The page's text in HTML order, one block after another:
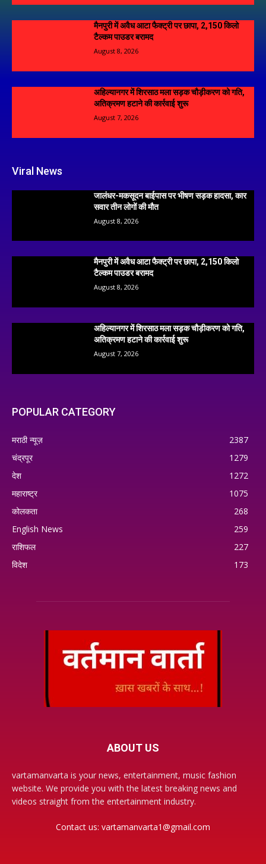
मैनपुरी में अवैध आटा फैक्ट्री पर छापा, 2,150 किलो
टैल्कम पाउडर बरामद
August 8, 2026
अहिल्यानगर में शिरसाठ मला सड़क चौड़ीकरण को गति,
अतिक्रमण हटाने की कार्रवाई शुरू
August 7, 2026
Viral News
जालंधर-मकसूदन बाईपास पर भीषण सड़क हादसा, कार
सवार तीन लोगों की मौत
August 8, 2026
मैनपुरी में अवैध आटा फैक्ट्री पर छापा, 2,150 किलो
टैल्कम पाउडर बरामद
August 8, 2026
अहिल्यानगर में शिरसाठ मला सड़क चौड़ीकरण को गति,
अतिक्रमण हटाने की कार्रवाई शुरू
August 7, 2026
POPULAR CATEGORY
मराठी न्यूज़
2387
चंद्रपूर
1279
देश
1272
महाराष्ट्र
1075
कोलकता
268
English News
259
राशिफल
227
विदेश
173
ABOUT US
vartamanvarta is your news, entertainment, music fashion
website. We provide you with the latest breaking news and
videos straight from the entertainment industry.
Contact us: vartamanvarta1@gmail.com